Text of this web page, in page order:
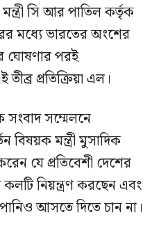
সি আর পাতিল কর্তৃক
মধ্যে ভারতের অংশের
ঘোষণার পরই
প্রতিক্রিয়া এল।
সম্মেলনে
বিষয়ক মন্ত্রী মুসাদিক
যে প্রতিবেশী দেশের
কলটি নিয়ন্ত্রণ করছেন এবং
আসতে দিতে চান না।